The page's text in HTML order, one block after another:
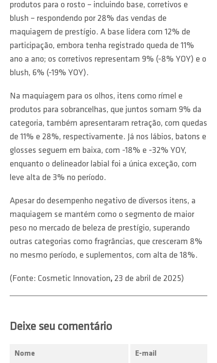
produtos para o rosto – incluindo base, corretivos e
blush – respondendo por 28% das vendas de
maquiagem de prestígio. A base lidera com 12% de
participação, embora tenha registrado queda de 11%
ano a ano; os corretivos representam 9% (-8% YOY) e o
blush, 6% (-19% YOY).
Na maquiagem para os olhos, itens como rímel e
produtos para sobrancelhas, que juntos somam 9% da
categoria, também apresentaram retração, com quedas
de 11% e 28%, respectivamente. Já nos lábios, batons e
glosses seguem em baixa, com -18% e -32% YOY,
enquanto o delineador labial foi a única exceção, com
leve alta de 3% no período.
Apesar do desempenho negativo de diversos itens, a
maquiagem se mantém como o segmento de maior
peso no mercado de beleza de prestígio, superando
outras categorias como fragrâncias, que cresceram 8%
no mesmo período, e suplementos, com alta de 18%.
(Fonte: Cosmetic Innovation, 23 de abril de 2025)
Deixe seu comentário